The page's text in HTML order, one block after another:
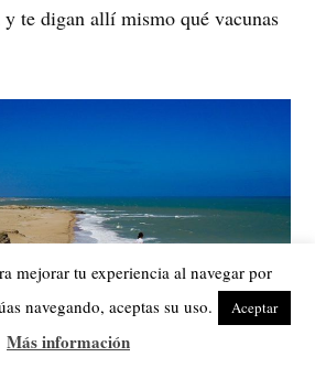
te digan allí mismo qué vacunas
mejorar tu experiencia al navegar por
navegando, aceptas su uso.
Aceptar
Más información